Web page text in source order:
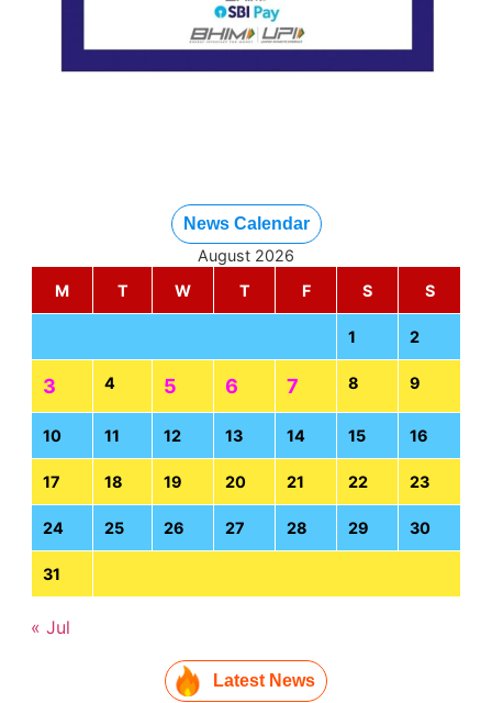
News Calendar
August 2026
M
T W T F S S
1 2
3 4 5 6 7 8 9
10 11 12 13 14 15 16
17 18 19 20 21 22 23
24 25 26 27 28 29 30
31
« Jul
Latest News